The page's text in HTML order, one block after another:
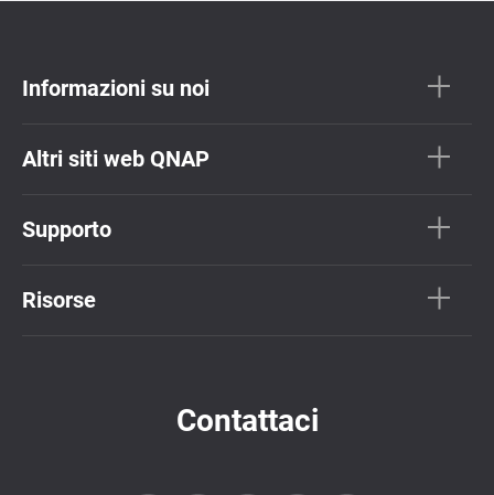
Informazioni su noi
Altri siti web QNAP
Supporto
Risorse
Contattaci